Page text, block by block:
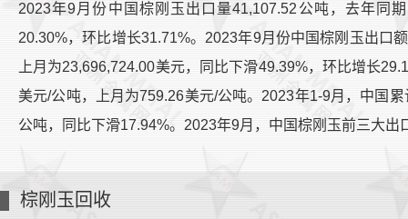
2023年9月份中国棕刚玉出口量41,107.52公吨，去年同
20.30%，环比增长31.71%。2023年9月份中国棕刚玉出口
上月为23,696,724.00美元，同比下滑49.39%，环比增长
美元/公吨，上月为759.26美元/公吨。2023年1-9月，中国
公吨，同比下滑17.94%。2023年9月，中国棕刚玉前三大出
棕刚玉回收